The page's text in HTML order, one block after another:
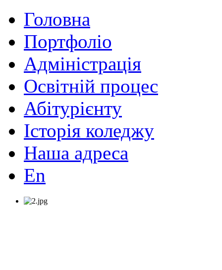
Головна
Портфоліо
Адміністрація
Освітній процес
Абітурієнту
Історія коледжу
Наша адреса
En